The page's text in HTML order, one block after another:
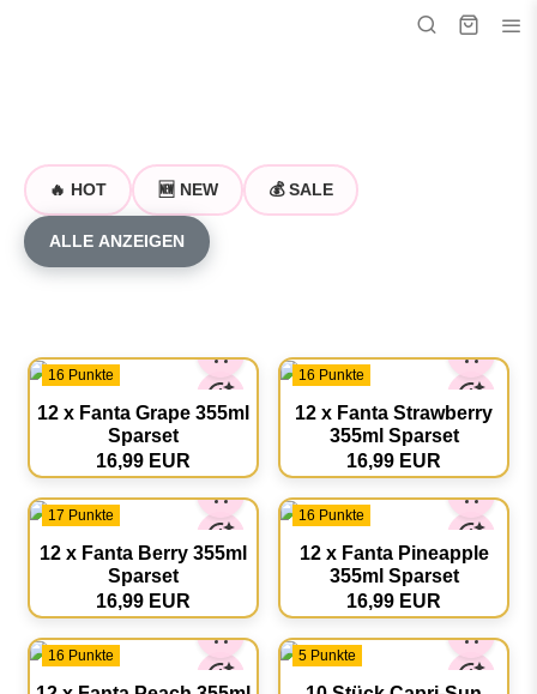
🔥 HOT 🆕 NEW 💰 SALE
ALLE ANZEIGEN
16 Punkte
12 x Fanta Grape 355ml
Sparset
16,99 EUR
16 Punkte
12 x Fanta Strawberry
355ml Sparset
16,99 EUR
17 Punkte
12 x Fanta Berry 355ml
Sparset
16,99 EUR
16 Punkte
12 x Fanta Pineapple
355ml Sparset
16,99 EUR
16 Punkte 5 Punkte